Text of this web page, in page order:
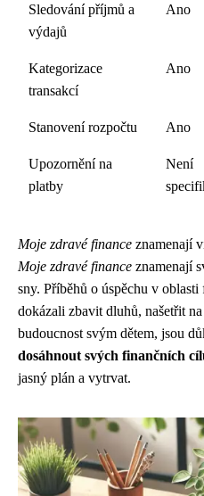
Sledování příjmů a
výdajů
Ano
Kategorizace
transakcí
Ano
Stanovení rozpočtu Ano
Upozornění na
platby
Není
Moje zdravé finance znamenají
Moje zdravé finance znamenají
sny. Příběhů o úspěchu v
dokázali zbavit dluhů, našetřit
budoucnost svým dětem, jsou
dosáhnout svých finančních
jasný plán a vytrvat.